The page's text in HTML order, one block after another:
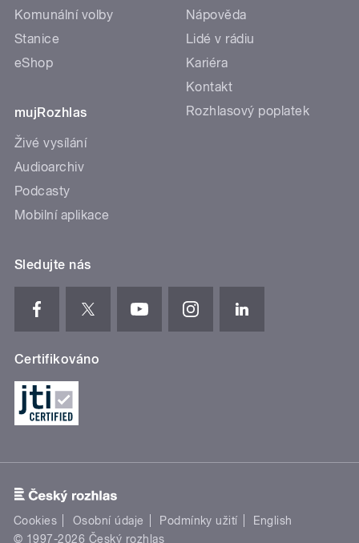
Komunální volby
Stanice
eShop
mujRozhlas
Živé vysílání
Audioarchiv
Podcasty
Mobilní aplikace
Nápověda
Lidé v rádiu
Kariéra
Kontakt
Rozhlasový poplatek
Sledujte nás
Certifikováno
Cookies Osobní údaje Podmínky užití
English
© 1997-2026 Český rozhlas